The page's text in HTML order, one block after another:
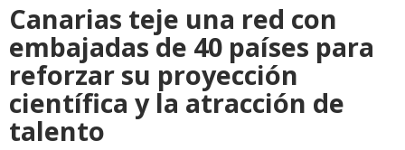
Canarias teje una red con
embajadas de 40 países para
reforzar su proyección
científica y la atracción de
talento